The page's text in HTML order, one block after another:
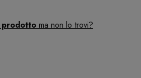
prodotto ma non lo trovi?